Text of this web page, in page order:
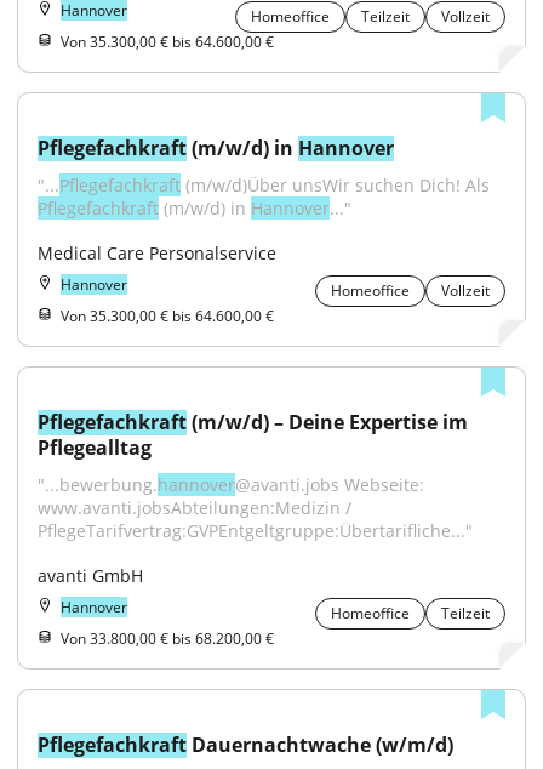
Hannover Homeoffice Teilzeit
Vollzeit
Von 35.300,00 € bis 64.600,00 €
Pflegefachkraft (m/w/d) in Hannover
"...Pflegefachkraft
Pflegefachkraft (m/w/d) in Hannover..."
Medical Care Personalservice
Hannover Homeoffice
Vollzeit
Von 35.300,00 € bis 64.600,00 €
Pflegefachkraft (m/w/d) – Deine Expertise im
Pflegealltag
"...bewerbung.hannover@avanti.jobs Webseite:
www.avanti.jobsAbteilungen:Medizin /
PflegeTarifvertrag:GVPEntgeltgruppe:Übertarifliche..."
avanti GmbH
Hannover Homeoffice
Teilzeit
Von 33.800,00 € bis 68.200,00 €
Pflegefachkraft Dauernachtwache (w/m/d)